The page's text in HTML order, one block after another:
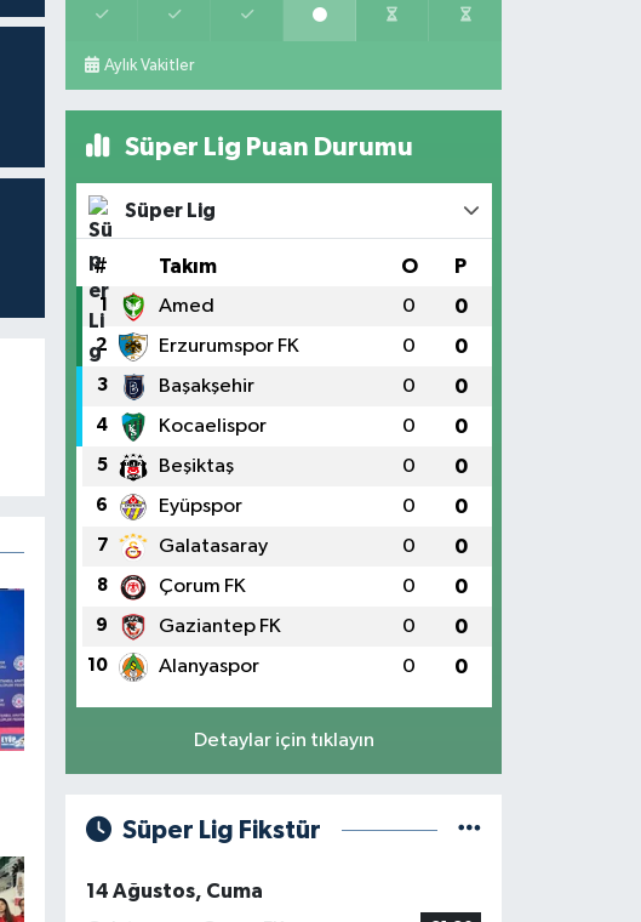
Aylık Vakitler
Süper Lig Puan Durumu
Süper Lig
# Takım O P
1 Amed 0 0
2 Erzurumspor FK 0 0
3 Başakşehir 0 0
4 Kocaelispor 0 0
5 Beşiktaş 0 0
6 Eyüpspor 0 0
7 Galatasaray 0 0
8 Çorum FK 0 0
9 Gaziantep FK 0 0
10 Alanyaspor 0 0
Detaylar için tıklayın
Süper Lig Fikstür
14 Ağustos, Cuma